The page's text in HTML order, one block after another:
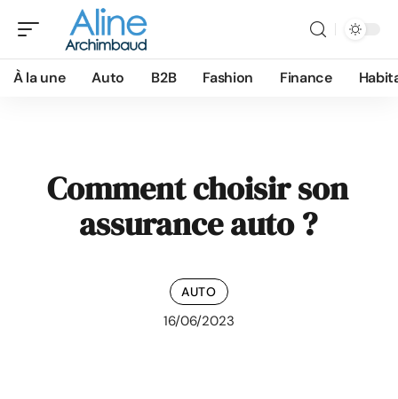
À la une Auto B2B Fashion Finance
Comment choisir son
assurance auto ?
AUTO
16/06/2023